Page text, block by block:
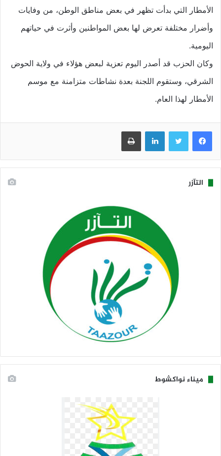
الأمطار التي بدأت تظهر في بعض مناطق الوطن، من وفايات
وأضرار مختلفة تعرض لها بعض المواطنين وأثرت في حياتهم
اليومية.
وكان الحزب قد أصدر اليوم تعزية لبعض هؤلاء في ولاية الحوض
الشرقي، وستقوم اللجنة بعدة نشاطات متزامنة مع موسم
الأمطار لهذا العام.
فيسبوك تويتر لينكدإن طباعة
التآزر
ميناء نواكشوط